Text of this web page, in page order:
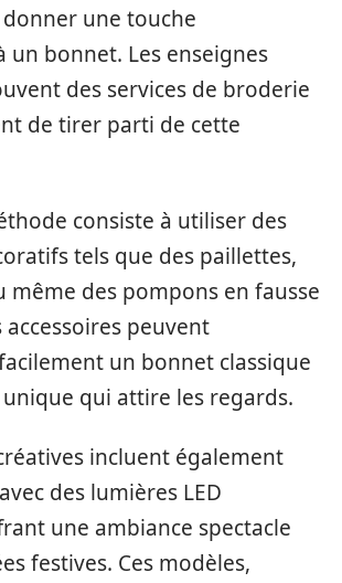
une touche
un bonnet. Les enseignes
des services de broderie
de tirer parti de cette
consiste à utiliser des
tels que des paillettes,
même des pompons en fausse
peuvent
un bonnet classique
qui attire les regards.
incluent également
des lumières LED
une ambiance spectacle
festives. Ces modèles,